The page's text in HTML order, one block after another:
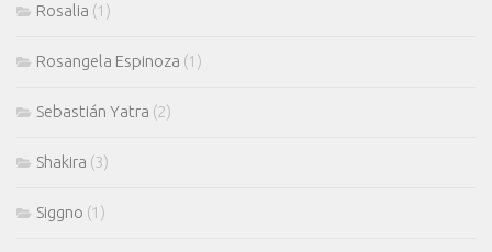
Rosalia (1)
Rosangela Espinoza (1)
Sebastián Yatra (2)
Shakira (3)
Siggno (1)